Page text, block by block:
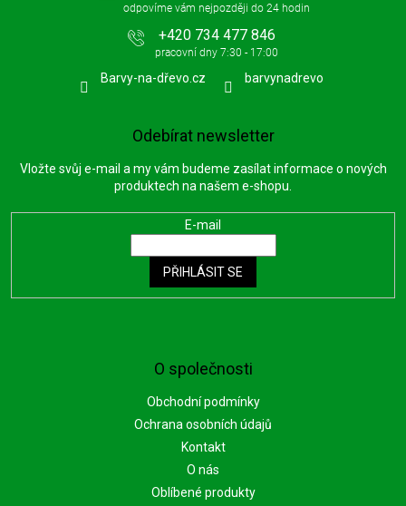
O společnosti
Obchodní podmínky
Ochrana osobních údajů
Kontakt
O nás
Oblíbené produkty
+420 734 477 846
Barvy-na-dřevo.cz barvynadrevo
Odebírat newsletter
Vložte svůj e-mail a my vám budeme zasílat informace o nových
produktech na našem e-shopu.
E-mail
PŘIHLÁSIT SE